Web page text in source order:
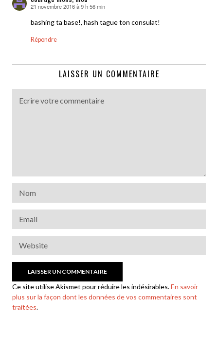
dit :
21 novembre 2016 à 9 h 56 min
bashing ta base!, hash tague ton consulat!
Répondre
LAISSER UN COMMENTAIRE
Ce site utilise Akismet pour réduire les indésirables.En savoir
plus sur la façon dont les données de vos commentaires sont
traitées.